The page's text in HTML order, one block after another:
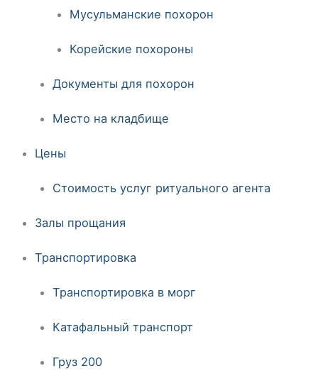
Мусульманские похорон
Корейские похороны
Документы для похорон
Место на кладбище
Цены
Стоимость услуг ритуального агента
Залы прощания
Транспортировка
Транспортировка в морг
Катафальный транспорт
Груз 200